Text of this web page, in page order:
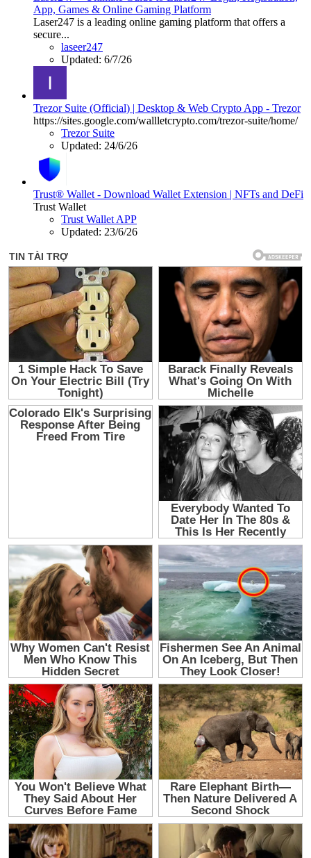
App, Games & Online Gaming Platform
Laser247 is a leading online gaming platform that offers a
secure...
laseer247
Updated: 6/7/26
Trezor Suite (Official) | Desktop & Web Crypto App - Trezor
https://sites.google.com/wallletcrypto.com/trezor-suite/home/
Trezor Suite
Updated: 24/6/26
Trust® Wallet - Download Wallet Extension | NFTs and DeFi
Trust Wallet
Trust Wallet APP
Updated: 23/6/26